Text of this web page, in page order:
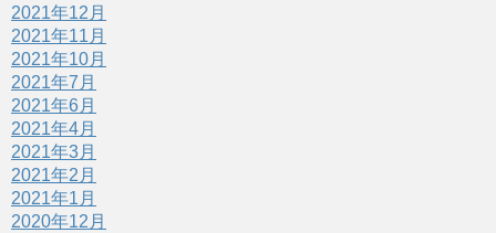
2021年12月
2021年11月
2021年10月
2021年7月
2021年6月
2021年4月
2021年3月
2021年2月
2021年1月
2020年12月